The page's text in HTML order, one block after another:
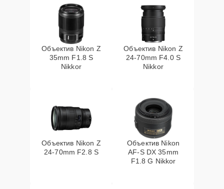
Объектив Nikon Z
35mm F1.8 S
Nikkor
Объектив Nikon Z
24-70mm F4.0 S
Nikkor
Объектив Nikon Z
24-70mm F2.8 S
Объектив Nikon
AF-S DX 35mm
F1.8 G Nikkor